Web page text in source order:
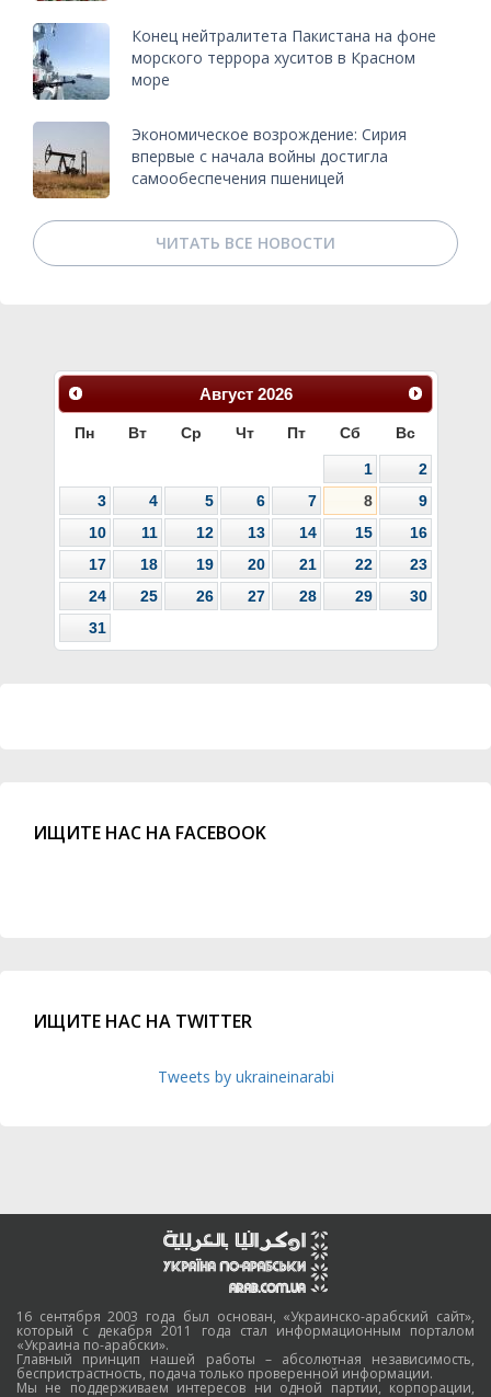
Конец нейтралитета Пакистана на фоне
морского террора хуситов в Красном
море
Экономическое возрождение: Сирия
впервые с начала войны достигла
самообеспечения пшеницей
ЧИТАТЬ ВСЕ НОВОСТИ
Август 2026
Пн Вт Ср Чт Пт Сб Вс
1
2
3
4 5 6 7 8
9
10
11 12 13 14 15
16
17
18 19 20 21 22
23
24
25 26 27 28 29
30
31
ИЩИТЕ НАС НА FACEBOOK
ИЩИТЕ НАС НА TWITTER
Tweets by ukraineinarabi
16 сентября 2003 года был основан, «Украинско-арабский сайт»,
который с декабря 2011 года стал информационным порталом
«Украина по-арабски».
Главный принцип нашей работы – абсолютная независимость,
беспристрастность, подача только проверенной информации.
Мы не поддерживаем интересов ни одной партии, корпорации,